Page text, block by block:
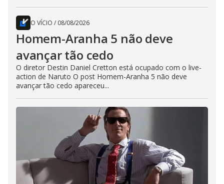
O VÍCIO / 08/08/2026
Homem-Aranha 5 não deve
avançar tão cedo
O diretor Destin Daniel Cretton está ocupado com o live-
action de Naruto O post Homem-Aranha 5 não deve
avançar tão cedo apareceu...